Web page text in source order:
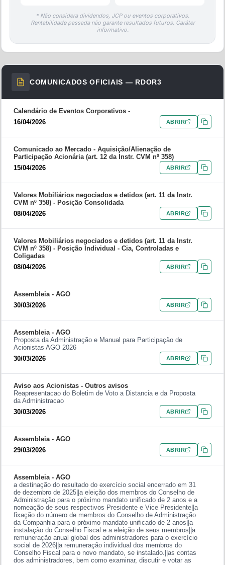
* Não considera dividendos, JCP ou eventos corporativos.
Rentabilidade passada não garante resultados futuros. Caráter
informativo.
COMUNICADOS OFICIAIS — RDOR3
Calendário de Eventos Corporativos -
16/04/2026
ABRIR
Comunicado ao Mercado - Aquisição/Alienação de
Participação Acionária (art. 12 da Instr. CVM nº 358)
15/04/2026
ABRIR
Valores Mobiliários negociados e detidos (art. 11 da Instr.
CVM nº 358) - Posição Consolidada
08/04/2026
ABRIR
Valores Mobiliários negociados e detidos (art. 11 da Instr.
CVM nº 358) - Posição Individual - Cia, Controladas e
Coligadas
08/04/2026
ABRIR
Assembleia - AGO
30/03/2026
ABRIR
Assembleia - AGO
Proposta da Administração e Manual para Participação de
Acionistas AGO 2026
30/03/2026
ABRIR
Aviso aos Acionistas - Outros avisos
Reapresentacao do Boletim de Voto a Distancia e da Proposta
da Administracao
30/03/2026
ABRIR
Assembleia - AGO
29/03/2026
ABRIR
Assembleia - AGO
a destinação do resultado do exercício social encerrado em 31
de dezembro de 2025||a eleição dos membros do Conselho de
Administração para o próximo mandato unificado de 2 anos e a
nomeação de seus respectivos Presidente e Vice Presidente||a
fixação do número de membros do Conselho de Administração
da Companhia para o próximo mandato unificado de 2 anos||a
instalação do Conselho Fiscal e a eleição de seus membros||a
remuneração anual global dos administradores para o exercício
social de 2026||a remuneração individual dos membros do
Conselho Fiscal para o novo mandato, se instalado.||as contas
dos administradores, bem como examinar, discutir e votar as